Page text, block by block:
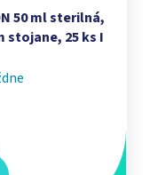
50 ml sterilná,
stojane, 25 ks I